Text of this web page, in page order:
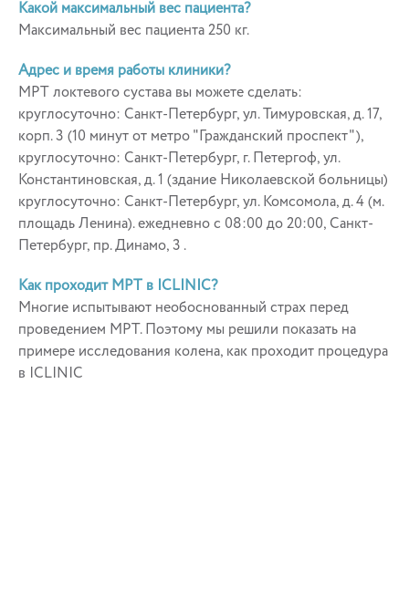
Какой максимальный вес пациента?
Максимальный вес пациента 250 кг.
Адрес и время работы клиники?
МРТ локтевого сустава вы можете сделать:
круглосуточно: Санкт-Петербург, ул. Тимуровская, д. 17,
корп. 3 (10 минут от метро "Гражданский проспект"),
круглосуточно: Санкт-Петербург, г. Петергоф, ул.
Константиновская, д. 1 (здание Николаевской больницы)
круглосуточно: Санкт-Петербург, ул. Комсомола, д. 4 (м.
площадь Ленина). ежедневно с 08:00 до 20:00, Санкт-
Петербург, пр. Динамо, 3 .
Как проходит МРТ в ICLINIC?
Многие испытывают необоснованный страх перед
проведением МРТ. Поэтому мы решили показать на
примере исследования колена, как проходит процедура
в ICLINIC